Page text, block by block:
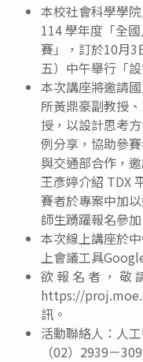
本校社會科學學
114 學年度「全
賽」，訂於10月3
五）中午舉行「
本次講座將邀請
所黃鼎豪副教授
授，以設計思考
例分享，協助參
與交通部合作，
王彥婷介紹 TDX
賽者於專案中加
師生踴躍報名參加
本次線上講座於
上會議工具
欲 報 名 者 ， 敬
https://
訊。
活動聯絡人：人
（02）2939－